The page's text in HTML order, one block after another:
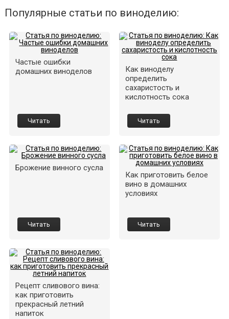
Популярные статьи по виноделию:
Частые ошибки
домашних виноделов
Читать
Как виноделу
определить
сахаристость и
кислотность сока
Читать
Брожение винного сусла
Читать
Как приготовить белое
вино в домашних
условиях
Читать
Рецепт сливового вина:
как приготовить
прекрасный летний
напиток